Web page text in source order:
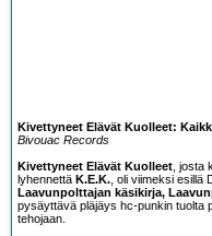
Kivettyneet Elävät Kuolleet:
Bivouac Records
Kivettyneet Elävät Kuolleet ,
lyhennettä K.E.K. , oli viimeksi esillä
Laavunpolttajan käsikirja,
pysäyttävä pläjäys hc-punkin tuolta
tehojaan.